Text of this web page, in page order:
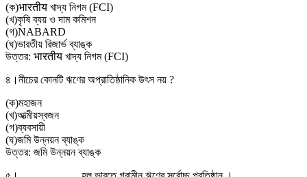
(ক)भारतीय খাদ্য নিগম (FCI)
(খ)কৃষি ব্যয় ও দাম কমিশন
(গ)NABARD
(ঘ)ভারতীয় রিজার্ভ ব্যাঙ্ক
উত্তর: भारतीय খাদ্য নিগম (FCI)
৪। নীচের কোনটি ঋণের অপ্রাতিষ্ঠানিক উৎস নয় ?
(ক)মহাজন
(খ)আত্মীয়স্বজন
(গ)ব্যবসায়ী
(ঘ)জমি উন্নয়ন ব্যাঙ্ক
উত্তর: জমি উন্নয়ন ব্যাঙ্ক